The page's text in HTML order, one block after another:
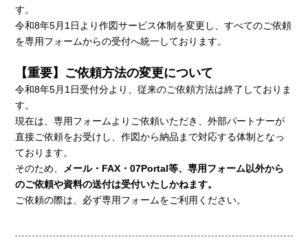
す。
令和8年5月1日より作図サービス体制を変更し、すべてのご依頼
を専用フォームからの受付へ統一しております。
【重要】ご依頼方法の変更について
令和8年5月1日受付分より、従来のご依頼方法は終了しておりま
す。
現在は、専用フォームよりご依頼いただき、外部パートナーが
直接ご依頼をお受けし、作図から納品まで対応する体制となっ
ております。
そのため、
メール・FAX・07Portal等、専用フォーム以外から
のご依頼や資料の送付は受付いたしかねます。
ご依頼の際は、必ず専用フォームをご利用ください。